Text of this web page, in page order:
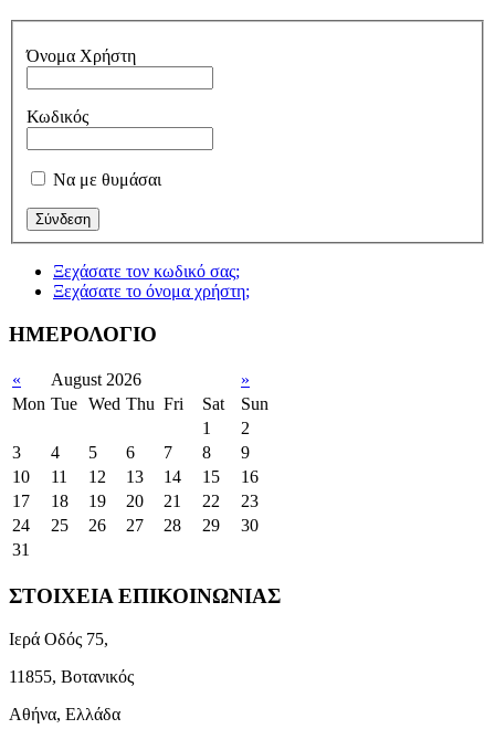
Όνομα Χρήστη
Κωδικός
Να με θυμάσαι
Ξεχάσατε τον κωδικό σας;
Ξεχάσατε το όνομα χρήστη;
ΗΜΕΡΟΛΟΓΙΟ
« August 2026
»
Mon Tue Wed Thu Fri Sat
Sun
1
2
3
4 5 6 7 8
9
10
11 12 13 14 15
16
17
18 19 20 21 22
23
24
25 26 27 28 29
30
31
ΣΤΟΙΧΕΙΑ ΕΠΙΚΟΙΝΩΝΙΑΣ
Ιερά Οδός 75,
11855, Βοτανικός
Αθήνα, Ελλάδα